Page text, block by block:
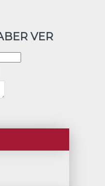
VER